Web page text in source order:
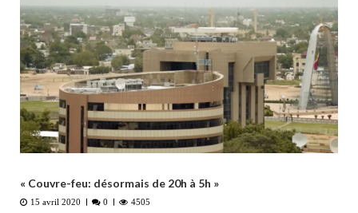
« Couvre-feu: désormais de 20h à 5h »
15 avril 2020 0 4505